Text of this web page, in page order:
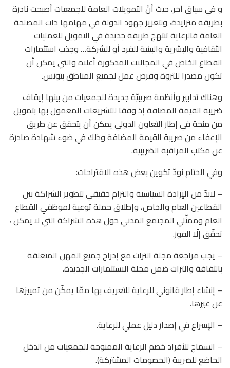
و في سياق آخر، حيث أنّ التمويلات العامة للجمعيات أصبحت نادرة
بطريقة متزايدة، ولتعزيز جهود الدولة في مهامها ذات المصلحة
العامة فالرعاية تنتهج طريقة جديدة في التمويل للعمليات
الثقافية والبشرية والبيئية للفرد أو للشركة… وجذب استثمارات
القطاع الخاص في المجالات المذكورة أعلاه والتي يمكن أن
تكون مصدرا للثروة وفرص عمل لجميع المناطق بتونس.
وهناك تدابير وأنظمة ضريبيّة جديدة للجمعيات من بينها إيقاف
ضريبة القيمة المضافة إذ وفقا للتشريعات المعمول بها بتمويل
من منحة في إطار التعاون الدولي يمكن أن يتحقق عن طريق
الإعفاء من ضريبة القيمة المضافة وذلك في ضوء شهادة صادرة
عن مكتب المراقبة الضريبية.
وفي الختام نودّ تكوين بعض هذه الاقتراحات:
– لابدّ من الإرادة السياسية والتزام حقيقي لتطوير الشراكة بين
القطاعين العام والخاص، وإطلاق حملة توعية لموظفي القطاع
العام وممثّلي المجتمع المدني حول هذه الشراكة التي لا يمكن ،
تحقّق إلّا الفوز.
– يجب مراجعة مجلة التراث مع إدراج جميع المهن المتعلقة
بالثقافة والتراث ضمن مجلة الاستثمارات الجديدة.
– إنشاء إطار قانوني للرعاية للتعريف بها ممّا يمكّن من تمييزها
عن غيرها.
– الإسراع في إصدار دليل عملي للرعاية.
– السماح للأفراد خصم الرعاية الممنوحة للجمعيات من الدخل
الخاضع للضريبة (الخصومات المشتركة).